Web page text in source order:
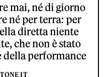
mai, né di giorno
né per terra: per
diretta niente
che non è stato
performance
IT